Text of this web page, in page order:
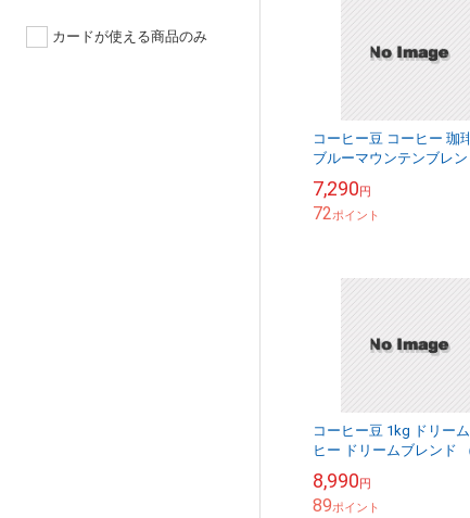
カードが使える商品のみ
コーヒー豆 コーヒー 珈
ブルーマウンテンブレン
ンテン：ブラジル：コロ
ア：キリマン...
7,290円
72ポイント
コーヒー豆 1kg ドリー
ヒー ドリームブレンド
ルビーマウンテン：ブラ
ピーベリー＝３：...
8,990円
89ポイント